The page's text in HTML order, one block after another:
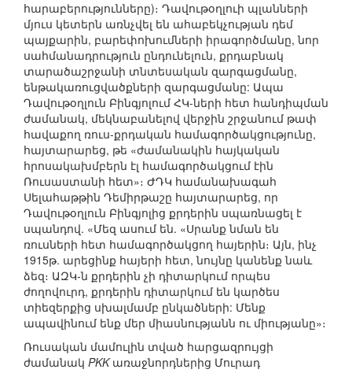
հարաբերությունները)։ Դավութօղլուի պլանների
մյուս կետերն առնչվել են ահաբեկչության դեմ
պայքարին, բարեփոխումների իրագործմանը, նոր
սահմանադրություն ընդունելուն, քրդաբնակ
տարածաշրջանի տնտեսական զարգացմանը,
ենթակառուցվածքների զարգացմանը: Ապա
Դավութօղլուն Բինգյոլում ՀԿ-ների հետ հանդիպման
ժամանակ, մեկնաբանելով վերջին շրջանում թափ
հավաքող ռուս-քրդական համագործակցությունը,
հայտարարեց, թե «ժամանակին հայկական
հրոսակախմբերն էլ համագործակցում էին
Ռուսաստանի հետ»։ ԺԴԿ համանախագահ
Սելահաթթին Դեմիրթաշը հայտարարեց, որ
Դավութօղլուն Բինգյոլից քրդերին սպառնացել է
սպանդով. «Մեզ ասում են. «Սրանք նման են
ռուսների հետ համագործակցող հայերին։ Այն, ինչ
1915թ. արեցինք հայերի հետ, նույնը կանենք նաև
ձեզ։ ԱԶԿ-ն քրդերին չի դիտարկում որպես
ժողովուրդ, քրդերին դիտարկում են կարծես
տիեզերքից սխալմամբ ընկածների: Մենք
ապավինում ենք մեր միասնությանն ու միությանը»։
Ռուսական մամուլին տված հարցազրույցի
ժամանակ PKKառաջնորդներից Մուրադ